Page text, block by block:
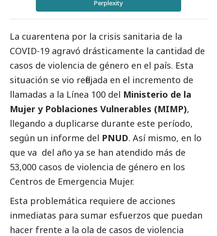
Perplexity
La cuarentena por la crisis sanitaria de la
COVID-19 agravó drásticamente la cantidad de
casos de violencia de género en el país. Esta
situación se vio reflejada en el incremento de
llamadas a la Línea 100 del Ministerio de la
Mujer y Poblaciones Vulnerables (MIMP),
llegando a duplicarse durante este período,
según un informe del PNUD. Así mismo, en lo
que va del año ya se han atendido más de
53,000 casos de violencia de género en los
Centros de Emergencia Mujer.
Esta problemática requiere de acciones
inmediatas para sumar esfuerzos que puedan
hacer frente a la ola de casos de violencia